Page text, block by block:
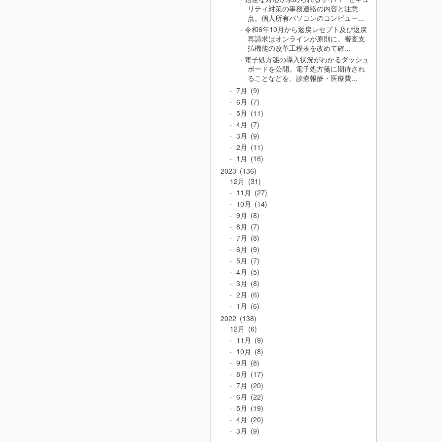
リティ対策の事務連絡の内容と注意
点。個人所有パソコンのコンピュー...
令和6年10月から返戻レセプト及び返戻
再請求はオンラインが原則に。審査支
払機能の改革工程表を改めて確...
電子処方箋の導入状況がわかるダッシュ
ボードを公開。電子処方箋に期待され
ることなどを、診療報酬・医療費...
7月
9
6月
7
5月
11
4月
7
3月
9
2月
11
1月
16
2023
136
12月
31
11月
27
10月
14
9月
8
8月
7
7月
8
6月
9
5月
7
4月
5
3月
8
2月
6
1月
6
2022
138
12月
6
11月
9
10月
8
9月
8
8月
17
7月
20
6月
22
5月
19
4月
20
3月
9